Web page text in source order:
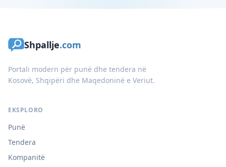
Shpallje.com
Portali modern për punë dhe tendera në
Kosovë, Shqipëri dhe Maqedoninë e Veriut.
EKSPLORO
Punë
Tendera
Kompanitë